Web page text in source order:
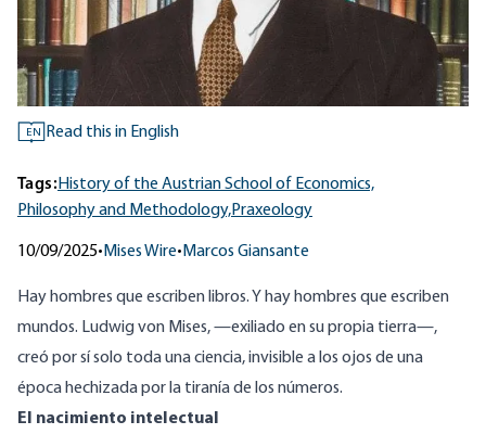
EN Read this in English
Tags:History of the Austrian School of Economics,
Philosophy and Methodology,Praxeology
10/09/2025• Mises Wire• Marcos Giansante
Hay hombres que escriben libros. Y hay hombres que escriben
mundos. Ludwig von Mises, —exiliado en su propia tierra—,
creó por sí solo toda una ciencia, invisible a los ojos de una
época hechizada por la tiranía de los números.
El nacimiento intelectual